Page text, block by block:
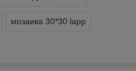
мозаика 30*30 lapp